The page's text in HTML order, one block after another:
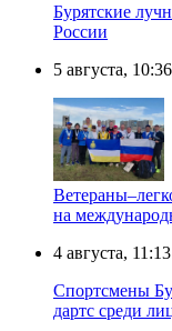
Бурятские
России
5 августа, 10:36
на
4 августа, 11:13
Спортсмены
дартс среди